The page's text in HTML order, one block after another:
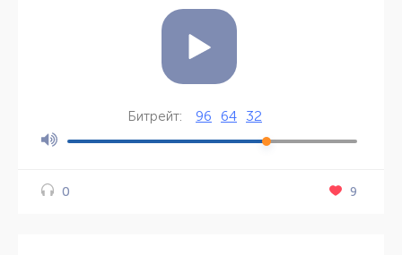
Битрейт: 96 64 32
0 9